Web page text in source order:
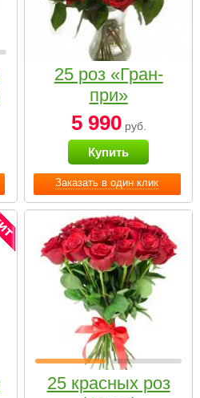
Заказать в один клик
25 роз «Гран-
при»
5 990руб.
Купить
25 красных роз